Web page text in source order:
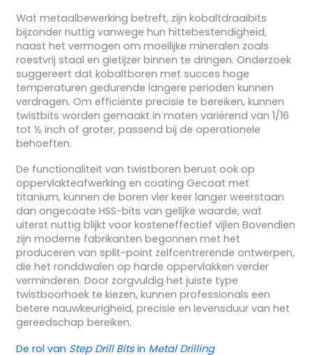
Wat metaalbewerking betreft, zijn kobaltdraaibits
bijzonder nuttig vanwege hun hittebestendigheid,
naast het vermogen om moeilijke mineralen zoals
roestvrij staal en gietijzer binnen te dringen. Onderzoek
suggereert dat kobaltboren met succes hoge
temperaturen gedurende langere perioden kunnen
verdragen. Om efficiënte precisie te bereiken, kunnen
twistbits worden gemaakt in maten variërend van 1/16
tot ½ inch of groter, passend bij de operationele
behoeften.
De functionaliteit van twistboren berust ook op
oppervlakteafwerking en coating Gecoat met
titanium, kunnen de boren vier keer langer weerstaan
dan ongecoate HSS-bits van gelijke waarde, wat
uiterst nuttig blijkt voor kosteneffectief vijlen Bovendien
zijn moderne fabrikanten begonnen met het
produceren van split-point zelfcentrerende ontwerpen,
die het ronddwalen op harde oppervlakken verder
verminderen. Door zorgvuldig het juiste type
twistboorhoek te kiezen, kunnen professionals een
betere nauwkeurigheid, precisie en levensduur van het
gereedschap bereiken.
De rol van Step Drill Bitsin Metal Drilling